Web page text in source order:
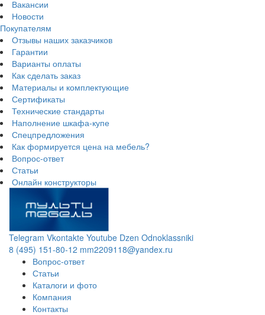
Вакансии
Новости
Покупателям
Отзывы наших заказчиков
Гарантии
Варианты оплаты
Как сделать заказ
Материалы и комплектующие
Сертификаты
Технические стандарты
Наполнение шкафа-купе
Спецпредложения
Как формируется цена на мебель?
Вопрос-ответ
Статьи
Онлайн конструкторы
Telegram Vkontakte Youtube Dzen Odnoklassniki
8 (495) 151-80-12 mm2209118@yandex.ru
Вопрос-ответ
Статьи
Каталоги и фото
Компания
Контакты